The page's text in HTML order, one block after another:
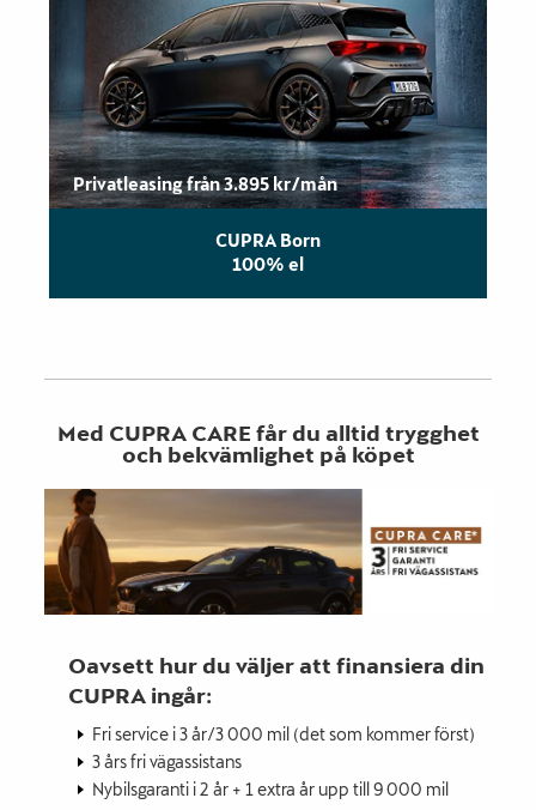
Privatleasing från 3.895 kr/mån
CUPRA Born
100% el
Med CUPRA CARE får du alltid trygghet
och bekvämlighet på köpet
Oavsett hur du väljer att finansiera din
CUPRA ingår:
Fri service i 3 år/3 000 mil (det som kommer först)
3 års fri vägassistans
Nybilsgaranti i 2 år + 1 extra år upp till 9 000 mil